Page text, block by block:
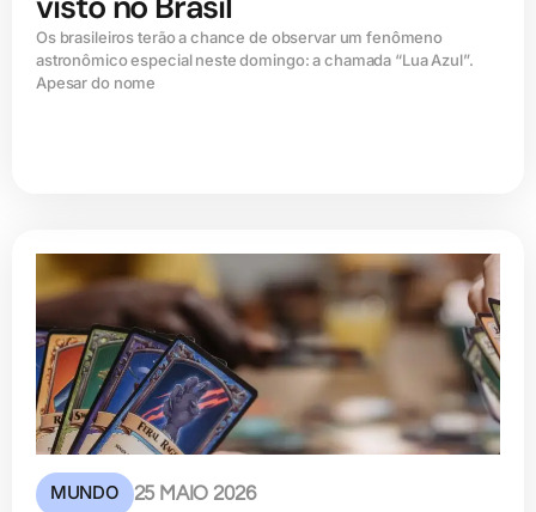
Os brasileiros terão a chance de observar um fenômeno
astronômico especial neste domingo: a chamada “Lua Azul”.
Apesar do nome
MUNDO 25 MAIO 2026